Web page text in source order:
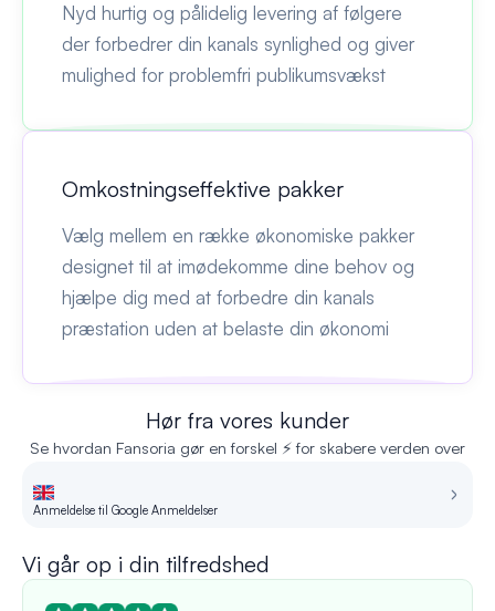
Nyd hurtig og pålidelig levering af følgere
der forbedrer din kanals synlighed og giver
mulighed for problemfri publikumsvækst
Omkostningseffektive pakker
Vælg mellem en række økonomiske pakker
designet til at imødekomme dine behov og
hjælpe dig med at forbedre din kanals
præstation uden at belaste din økonomi
Hør fra vores kunder
Se hvordan Fansoria gør en forskel ⚡ for skabere verden over
Anmeldelse til Google Anmeldelser
Vi går op i din tilfredshed